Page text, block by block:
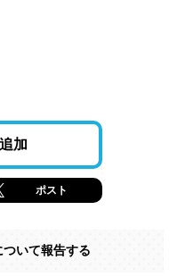
加
ポスト
いて報告する